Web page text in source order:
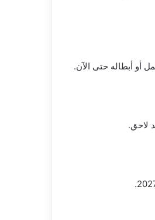
أو أبطاله حتى الآن.
لاحق.